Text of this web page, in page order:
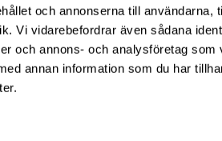
och annonserna till användarna,
Vi vidarebefordrar även sådana
och annons- och analysföretag som
annan information som du har